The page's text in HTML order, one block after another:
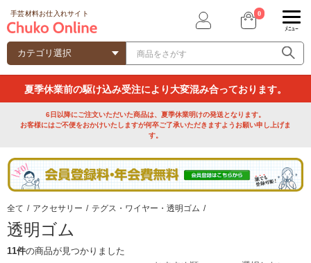
手芸材料お仕入れサイト 0
ﾒﾆｭｰ
夏季休業前の駆け込み受注により大変混み合っております。
6日以降にご注文いただいた商品は、夏季休業明けの発送となります。
お客様にはご不便をおかけいたしますが何卒ご了承いただきますようお願い申し上げま
す。
全て / アクセサリー / テグス・ワイヤー・透明ゴム /
透明ゴム
11件の商品が見つかりました